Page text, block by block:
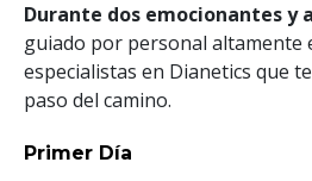
Durante dos emocionantes y
guiado por personal altamente
especialistas en Dianetics que
paso del camino.
Primer Día